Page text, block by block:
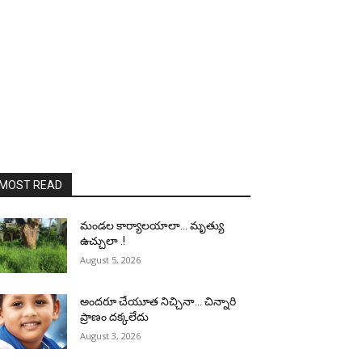
READ
మండల కార్యాలయాలా… మృత్యు
ఉచ్చులా .!
August 5, 2026
అందరూ చేయూత నిచ్చినా… చిన్నారి
ప్రాణం దక్కలేదు
August 3, 2026